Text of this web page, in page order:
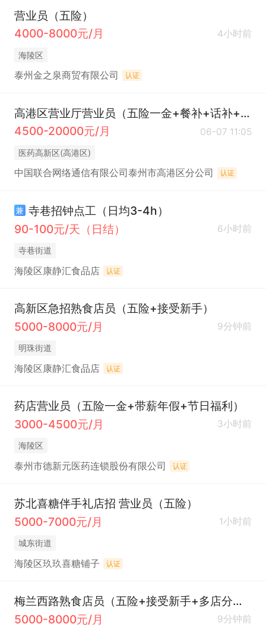
营业员（五险）
4000-8000元/月
4小时前
海陵区
泰州金之泉商贸有限公司 认证
高港区营业厅营业员（五险一金+餐补+话补+节日福利+带薪年休假）
4500-20000元/月
06-07 11:05
医药高新区(高港区)
中国联合网络通信有限公司泰州市高港区分公司 认证
兼 寺巷招钟点工（日均3-4h）
90-100元/天（日结）
6小时前
寺巷街道
海陵区康静汇食品店 认证
高新区急招熟食店员（五险+接受新手）
5000-8000元/月
9分钟前
明珠街道
海陵区康静汇食品店 认证
药店营业员（五险一金+带薪年假+节日福利）
3000-4500元/月
3小时前
海陵区
泰州市德新元医药连锁股份有限公司 认证
苏北喜糖伴手礼店招 营业员（五险）
5000-7000元/月
1小时前
城东街道
海陵区玖玖喜糖铺子 认证
梅兰西路熟食店员（五险+接受新手+多店分配）
5000-8000元/月
9分钟前